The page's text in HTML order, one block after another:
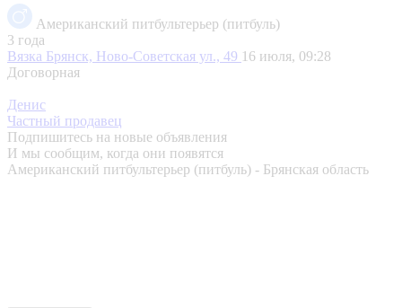
Американский питбультерьер (питбуль)
3 года
Вязка Брянск, Ново-Советская ул., 49 16 июля, 09:28
Договорная
Денис
Частный продавец
Подпишитесь на новые объявления
И мы сообщим, когда они появятся
Американский питбультерьер (питбуль) - Брянская область